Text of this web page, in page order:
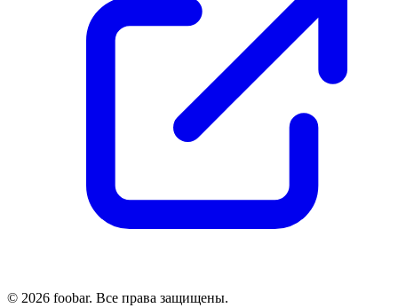
© 2026 foobar. Все права защищены.